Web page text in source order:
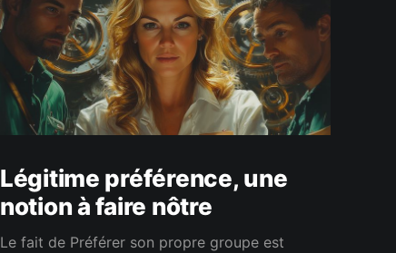
Légitime préférence, une
notion à faire nôtre
Le fait de Préférer son propre groupe est